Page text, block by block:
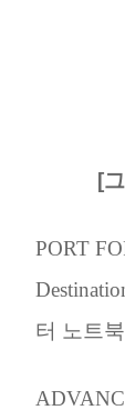
[
PORT
터 노트